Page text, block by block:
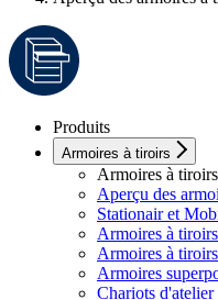
Produits
Armoires à tiroirs
Armoires à tiroirs
Aperçu des
Stationair et
Armoires à
Armoires à
Armoires
Chariots d'atelier